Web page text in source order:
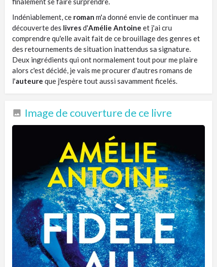
Indéniablement, ce roman m'a donné envie de continuer ma
découverte des livresd'Amélie Antoine et j'ai cru
comprendre qu'elle avait fait de ce brouillage des genres et
des retournements de situation inattendus sa signature.
Deux ingrédients qui ont normalement tout pour me plaire
alors c'est décidé, je vais me procurer d'autres romans de
l'auteure que j'espère tout aussi savamment ficelés.
Image de couverture de ce livre